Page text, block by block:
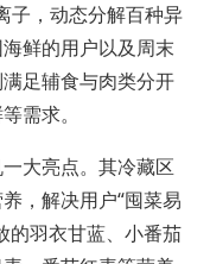
子，动态分解百种异
鲜的用户以及周末
足辅食与肉类分开
需求。
大亮点。其冷藏区
，解决用户“囤菜易
的羽衣甘蓝、小番茄